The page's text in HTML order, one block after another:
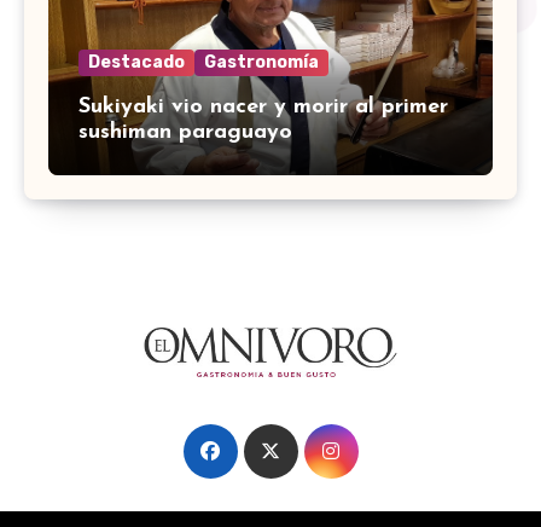
Destacado Gastronomía
Sukiyaki vio nacer y morir al primer
sushiman paraguayo